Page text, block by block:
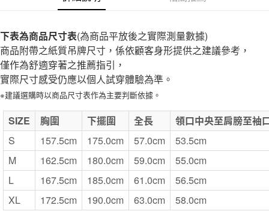
每筆NT$65，滿NT$1,000(含以上)免運費
付款後7-11取貨
每筆NT$65，滿NT$1,000(含以上)免運費
宅配
每筆NT$150，滿NT$2,000(含以上)免運費
無印良品門市自取
免運費
下表為商品尺寸表(為商品平放後之實際測量數據)
商品附帶之紙質吊牌尺寸，係依顧客身形提供之建議參考，
僅作為舒適穿著之推薦指引，
實際尺寸感受仍應以個人試穿體驗為準。
※建議選購時以商品尺寸表作為主要判斷依據。
SIZE 胸圍 下擺圍 全長
領口中央至肩膀至袖
S
157.5cm 175.0cm 57.0cm
53.5cm
M
162.5cm 180.0cm 59.0cm
55.0cm
L
167.5cm 185.0cm 61.0cm
56.5cm
XL
172.5cm 190.0cm 63.0cm 58.0cm